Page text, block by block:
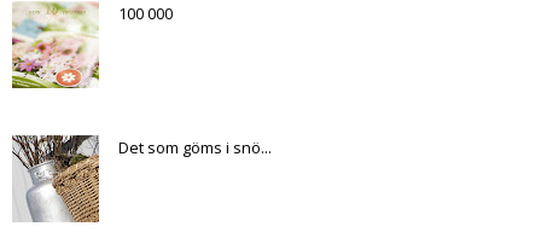
100 000
Det som göms i snö...